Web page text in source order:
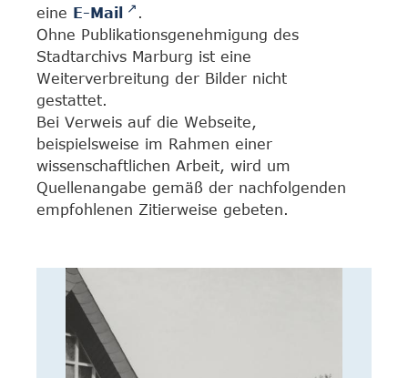
eine E-Mail
.
Ohne Publikationsgenehmigung des
Stadtarchivs Marburg ist eine
Weiterverbreitung der Bilder nicht
gestattet.
Bei Verweis auf die Webseite,
beispielsweise im Rahmen einer
wissenschaftlichen Arbeit, wird um
Quellenangabe gemäß der nachfolgenden
empfohlenen Zitierweise gebeten.